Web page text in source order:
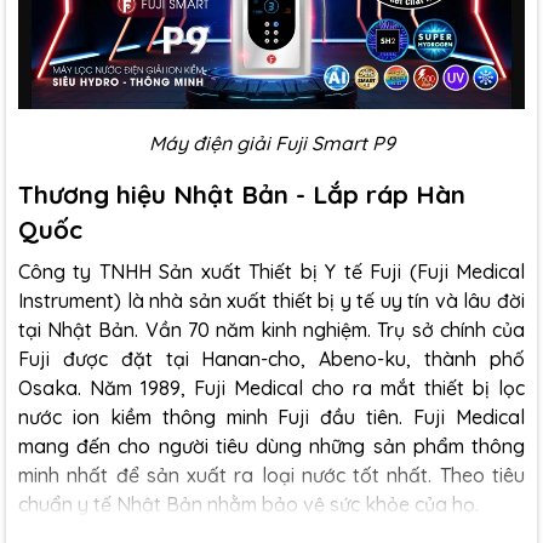
Máy điện giải Fuji Smart P9
Thương hiệu Nhật Bản - Lắp ráp Hàn
Quốc
Công ty TNHH Sản xuất Thiết bị Y tế Fuji (Fuji Medical
Instrument) là nhà sản xuất thiết bị y tế uy tín và lâu đời
tại Nhật Bản. Vần 70 năm kinh nghiệm. Trụ sở chính của
Fuji được đặt tại Hanan-cho, Abeno-ku, thành phố
Osaka. Năm 1989, Fuji Medical cho ra mắt thiết bị lọc
nước ion kiềm thông minh Fuji đầu tiên. Fuji Medical
mang đến cho người tiêu dùng những sản phẩm thông
minh nhất để sản xuất ra loại nước tốt nhất. Theo tiêu
chuẩn y tế Nhật Bản nhằm bảo vệ sức khỏe của họ.